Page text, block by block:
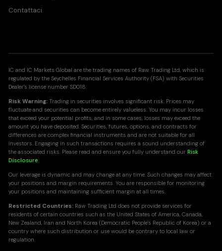
Contattaci
IC and IC Markets Global are the trading names of Raw Trading Ltd, which is
regulated by the Seychelles Financial Services Authority (FSA) with Securities
Dealer's license number SD018.
Risk Warning: Trading in securities involves significant risk. Prices may
fluctuate and securities can become entirely valueless. You may incur losses
that exceed your potential profits, and in some cases, losses may exceed the
amount you have deposited. Securities, futures, options, and contracts for
differences are complex financial instruments and are not suitable for all
investors. Engaging in such transactions requires a sound understanding of
the associated risks. Please read and ensure you fully understand ourRisk
Disclosure.
Our leverage is dynamic and may change at any time. Such changes may affect
your positions and margin requirements. You are responsible for monitoring
your positions and maintaining sufficient margin at all times.
Restricted Countries: Raw Trading Ltd does not provide services for
residents of certain countries such as the United States of America, Canada,
New Zealand, Iran and North Korea (Democratic People's Republic of Korea) or a
country where such distribution or use would be contrary to local law or
regulation.